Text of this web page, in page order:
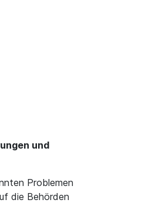
und
Problemen
die Behörden